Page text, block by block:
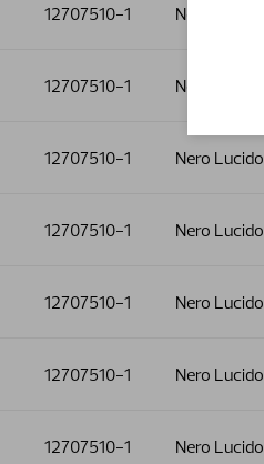
12707510-1 Nero Lucido
12707510-1 Nero Lucido
12707510-1 Nero Lucido
12707510-1 Nero Lucido
12707510-1 Nero Lucido
12707510-1 Nero Lucido
12707510-1 Nero Lucido